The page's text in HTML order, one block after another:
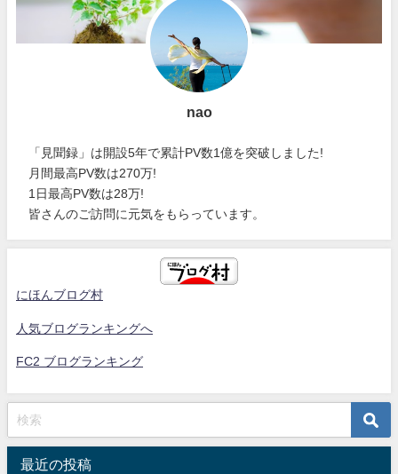
nao
「見聞録」は開設5年で累計PV数1億を突破しました!
月間最高PV数は270万!
1日最高PV数は28万!
皆さんのご訪問に元気をもらっています。
にほんブログ村
人気ブログランキングへ
FC2 ブログランキング
最近の投稿